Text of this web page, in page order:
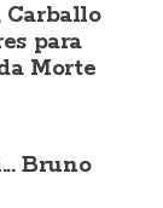
Carballo
para
Morte
Bruno